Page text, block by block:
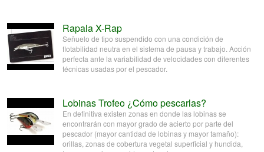
Rapala X-Rap
Señuelo de tipo suspendido con una condición de
flotabilidad neutra en el sistema de pausa y trabajo. Acción
perfecta ante la variabilidad de velocidades con diferentes
técnicas usadas por el pescador.
Lobinas Trofeo ¿Cómo pescarlas?
En definitiva existen zonas en donde las lobinas se
encontrarán con mayor grado de acierto por parte del
pescador (mayor cantidad de lobinas y mayor tamaño):
orillas, zonas de cobertura vegetal superficial y hundida,